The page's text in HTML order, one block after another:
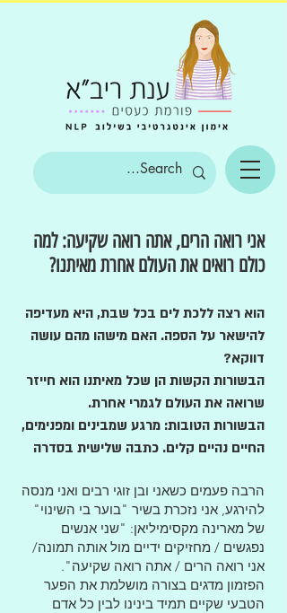
אני רואה הרים, אתה רואה שקיעה: למה
כולם רואים את העולם אחרת מאיתנו?
הוא רצה ללכת לים בכל שבת, היא מעדיפה
להישאר על הספה. האם מישהו מהם עושה
דווקא?
הבשורות הקשות הן שכל מאיתנו הוא חייזר
שרואה את העולם לגמרי אחרת.
הבשורות הטובות: מרגע שמבינים ומפנימים,
החיים נהיים קלים. כתבה שלישית בסדרה
הרבה פעמים כשאני ובן זוגי רבים ואני מנסה
להירגע, אני נזכרת בשיר "בוער בי השינוי"
של מארינה מקסימיליאן: "שני אנשים
נפגשים / מחזיקים ידיים מול אותה תמונה/
אני רואה הרים / אתה רואה שקיעה".
הפזמון מדגים בצורה מושלמת את הפער
הטבעי שקיים תמיד בינינו לבין כל אדם